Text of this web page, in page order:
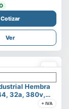
Cotizar
Ver
Hembra
32a, 380v,
+ IVA